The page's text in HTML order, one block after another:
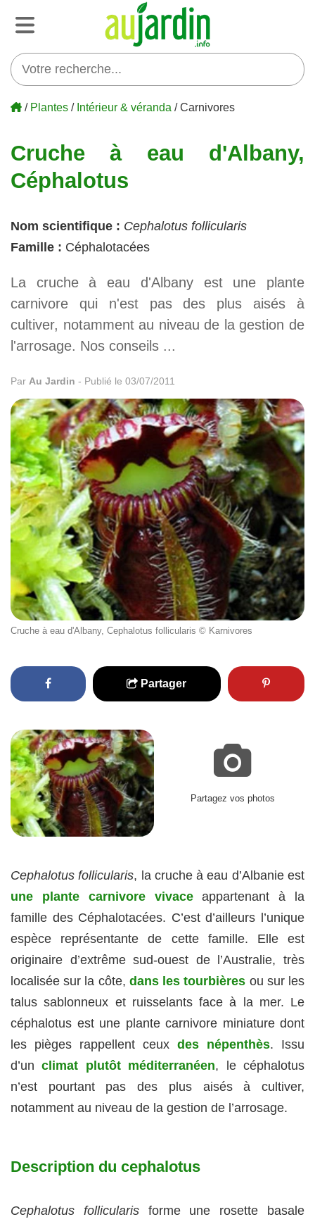
/ Plantes / Intérieur & véranda / Carnivores
Cruche à eau d'Albany,
Céphalotus
Nom scientifique : Cephalotus follicularis
Famille : Céphalotacées
La cruche à eau d'Albany est une plante
carnivore qui n'est pas des plus aisés à
cultiver, notamment au niveau de la gestion de
l'arrosage. Nos conseils ...
Par Au Jardin - Publié le 03/07/2011
Cruche à eau d'Albany, Cephalotus follicularis © Karnivores
Partager
Partagez vos photos
Cephalotus follicularis, la cruche à eau d’Albanie est
une plante carnivore vivaceappartenant à la
famille des Céphalotacées. C’est d’ailleurs l’unique
espèce représentante de cette famille. Elle est
originaire d’extrême sud-ouest de l’Australie, très
localisée sur la côte, dans les tourbières ou sur les
talus sablonneux et ruisselants face à la mer. Le
céphalotus est une plante carnivore miniature dont
les pièges rappellent ceux des népenthès. Issu
d’unclimat plutôt méditerranéen, le céphalotus
n’est pourtant pas des plus aisés à cultiver,
notamment au niveau de la gestion de l’arrosage.
Description du cephalotus
Cephalotus follicularisforme une rosette basale